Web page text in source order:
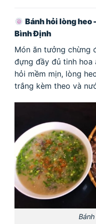
Bánh hỏi lòng heo
Bình Định
Món ăn tưởng chừng
đựng đầy đủ tinh hoa
hỏi mềm mịn, lòng
trắng kèm theo và